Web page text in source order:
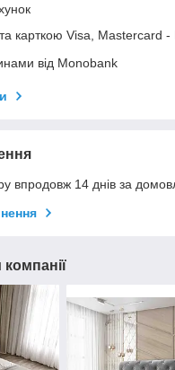
карткою Visa, Mastercard -
від Monobank
впродовж 14 днів за
компанії